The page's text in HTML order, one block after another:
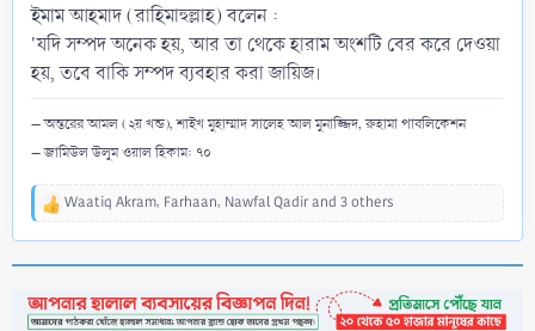
ইমাম আহমাদ (রাহিমাহুল্লাহ) বলেন :
'যদি সম্পদ অনেক হয়, আর তা থেকে হারাম অংশটি বের করে দেওয়া
হয়, তবে বাকি সম্পদ ব্যবহার করা জায়িজ।
– অন্তরের আমল (২য় খন্ড), শাইখ মুহাম্মাদ সালেহ আল মুনাজ্জিদ, রুহামা পাবলিকেশন
– জামিউল উলুম ওয়াল হিকাম: ৭০
R
t
i
Waatiq Akram, Farhaan, Nawfal Qadirand 3 others